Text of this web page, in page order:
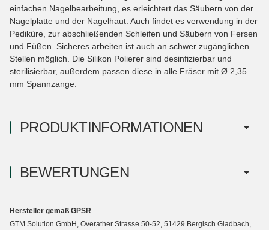
PRODUKTINFORMATIONEN
einfachen Nagelbearbeitung, es erleichtert das Säubern von der
Nagelplatte und der Nagelhaut. Auch findet es verwendung in der
Pediküre, zur abschließenden Schleifen und Säubern von Fersen
und Füßen. Sicheres arbeiten ist auch an schwer zugänglichen
Stellen möglich. Die Silikon Polierer sind desinfizierbar und
sterilisierbar, außerdem passen diese in alle Fräser mit Ø 2,35
mm Spannzange.
BEWERTUNGEN
Hersteller gemäß GPSR
GTM Solution GmbH, Overather Strasse 50-52, 51429 Bergisch Gladbach,